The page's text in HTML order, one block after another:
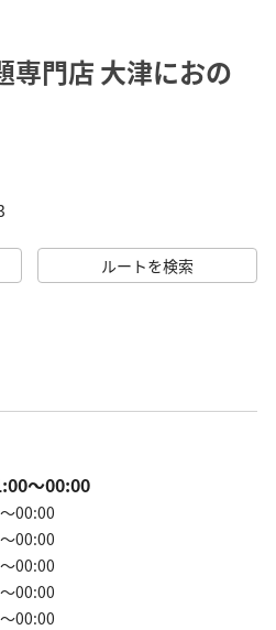
専門店 大津におの
ルートを検索
～00:00
00:00
00:00
00:00
00:00
00:00